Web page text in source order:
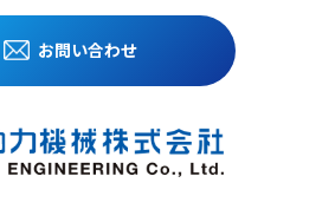
お問い合わせ